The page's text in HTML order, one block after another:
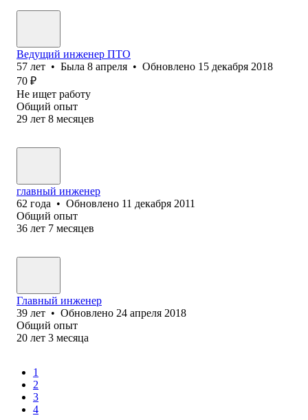
Ведущий инженер ПТО
57 лет • Была 8 апреля • Обновлено 15 декабря 2018
70 ₽
Не ищет работу
Общий опыт
29 лет 8 месяцев
главный инженер
62 года • Обновлено 11 декабря 2011
Общий опыт
36 лет 7 месяцев
Главный инженер
39 лет • Обновлено 24 апреля 2018
Общий опыт
20 лет 3 месяца
1
2
3
4